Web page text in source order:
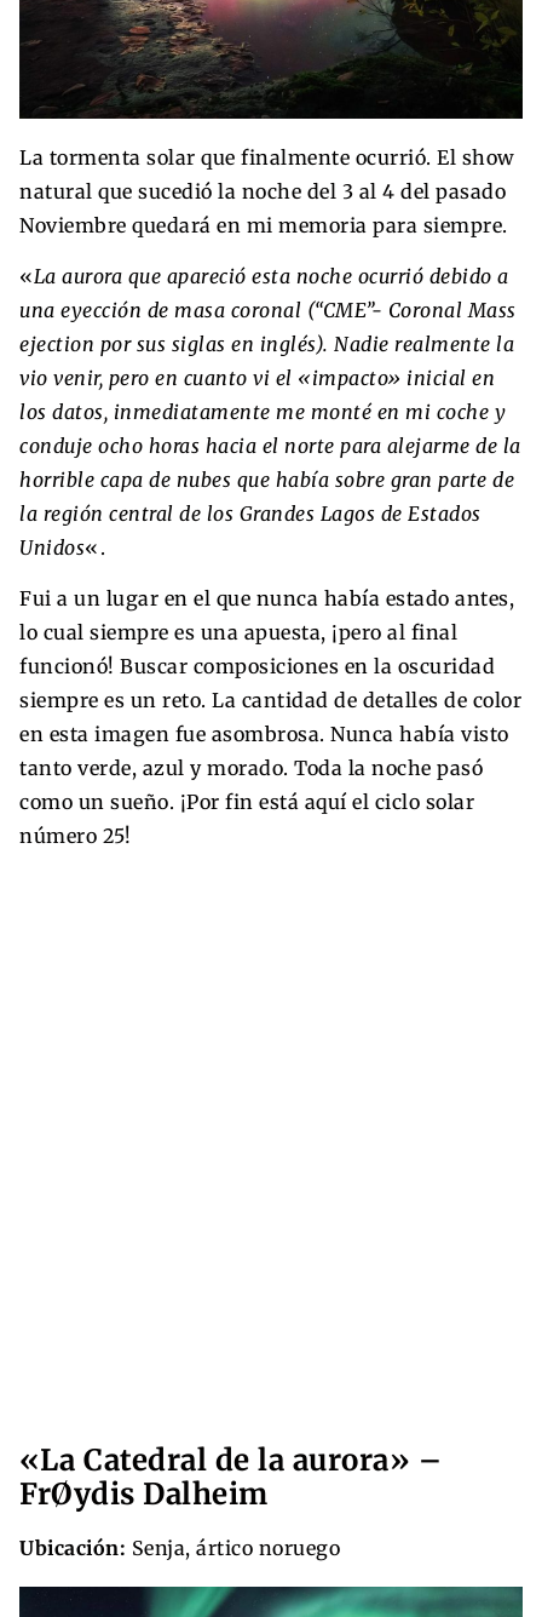
La tormenta solar que finalmente ocurrió. El show
natural que sucedió la noche del 3 al 4 del pasado
Noviembre quedará en mi memoria para siempre.
«La aurora que apareció esta noche ocurrió debido a
una eyección de masa coronal (“CME”- Coronal Mass
ejection por sus siglas en inglés). Nadie realmente la
vio venir, pero en cuanto vi el «impacto» inicial en
los datos, inmediatamente me monté en mi coche y
conduje ocho horas hacia el norte para alejarme de la
horrible capa de nubes que había sobre gran parte de
la región central de los Grandes Lagos de Estados
Unidos«.
Fui a un lugar en el que nunca había estado antes,
lo cual siempre es una apuesta, ¡pero al final
funcionó! Buscar composiciones en la oscuridad
siempre es un reto. La cantidad de detalles de color
en esta imagen fue asombrosa. Nunca había visto
tanto verde, azul y morado. Toda la noche pasó
como un sueño. ¡Por fin está aquí el ciclo solar
número 25!
«La Catedral de la aurora» –
FrØydis Dalheim
Ubicación: Senja, ártico noruego